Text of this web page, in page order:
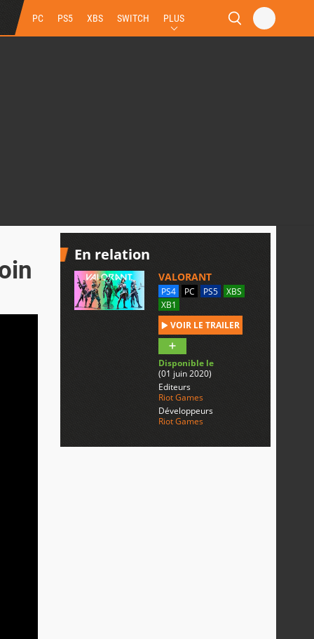
PC PS5 XBS SWITCH PLUS
En relation
VALORANT
PS4 PC PS5
XBS
XB1
VOIR LE TRAILER
Disponible le
(01 juin 2020)
Editeurs
Riot Games
Développeurs
Riot Games